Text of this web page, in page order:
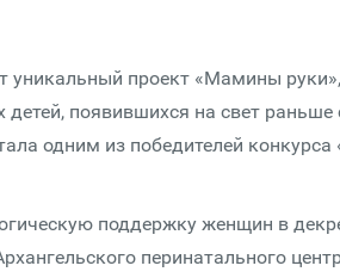
уникальный проект «Мамины
появившихся на свет раньше
одним из победителей
поддержку женщин в
перинатального